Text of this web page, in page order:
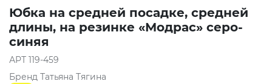
Юбка на средней посадке, средней
длины, на резинке «Модрас» серо-
синяя
АРТ 119-459
Бренд Татьяна Тягина